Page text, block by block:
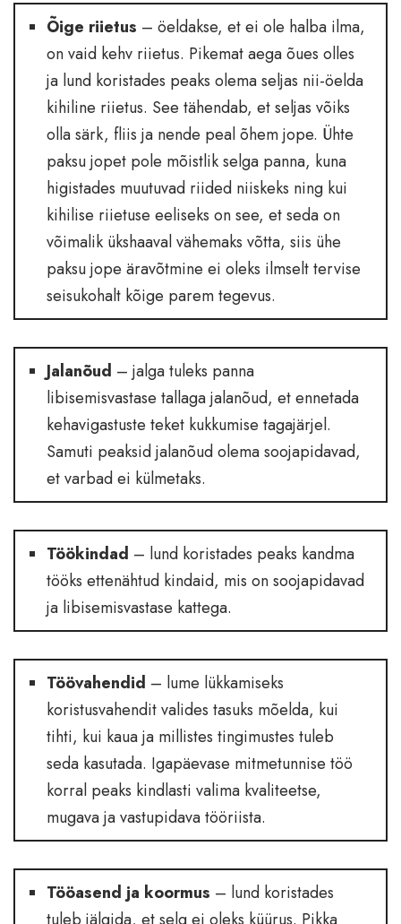
Õige riietus – öeldakse, et ei ole halba ilma,
on vaid kehv riietus. Pikemat aega õues olles
ja lund koristades peaks olema seljas nii-öelda
kihiline riietus. See tähendab, et seljas võiks
olla särk, fliis ja nende peal õhem jope. Ühte
paksu jopet pole mõistlik selga panna, kuna
higistades muutuvad riided niiskeks ning kui
kihilise riietuse eeliseks on see, et seda on
võimalik ükshaaval vähemaks võtta, siis ühe
paksu jope äravõtmine ei oleks ilmselt tervise
seisukohalt kõige parem tegevus.
Jalanõud – jalga tuleks panna
libisemisvastase tallaga jalanõud, et ennetada
kehavigastuste teket kukkumise tagajärjel.
Samuti peaksid jalanõud olema soojapidavad,
et varbad ei külmetaks.
Töökindad – lund koristades peaks kandma
tööks ettenähtud kindaid, mis on soojapidavad
ja libisemisvastase kattega.
Töövahendid – lume lükkamiseks
koristusvahendit valides tasuks mõelda, kui
tihti, kui kaua ja millistes tingimustes tuleb
seda kasutada. Igapäevase mitmetunnise töö
korral peaks kindlasti valima kvaliteetse,
mugava ja vastupidava tööriista.
Tööasend ja koormus – lund koristades
tuleb jälgida, et selg ei oleks küürus. Pikka